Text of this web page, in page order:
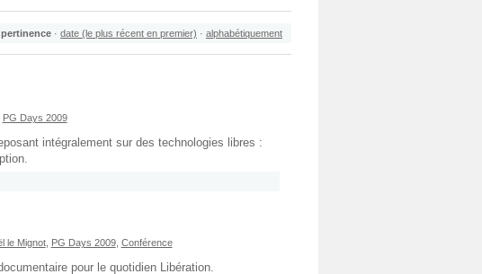
pertinence · date (le plus récent en premier) · alphabétiquement
PG Days 2009
intégralement sur des technologies libres :
le Mignot, PG Days 2009, Conférence
pour le quotidien Libération.